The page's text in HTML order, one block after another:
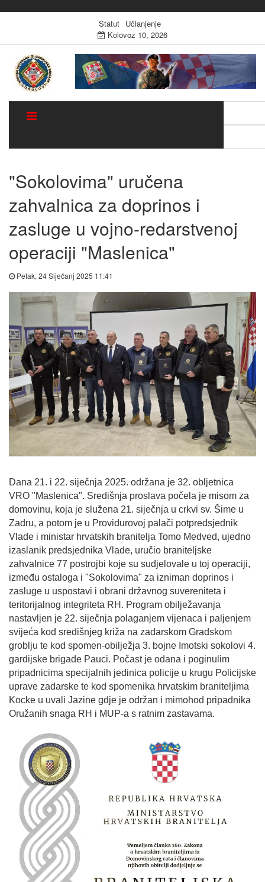
Statut
Učlanjenje
Kolovoz 10, 2026
"Sokolovima" uručena
zahvalnica za doprinos i
zasluge u vojno-redarstvenoj
operaciji "Maslenica"
Petak, 24 Siječanj 2025 11:41
Dana 21. i 22. siječnja 2025. održana je 32. obljetnica
VRO "Maslenica". Središnja proslava počela je misom za
domovinu, koja je služena 21. siječnja u crkvi sv. Šime u
Zadru, a potom je u Providurovoj palači potpredsjednik
Vlade i ministar hrvatskih branitelja Tomo Medved, ujedno
izaslanik predsjednika Vlade, uručio braniteljske
zahvalnice 77 postrojbi koje su sudjelovale u toj operaciji,
između ostaloga i "Sokolovima" za izniman doprinos i
zasluge u uspostavi i obrani državnog suvereniteta i
teritorijalnog integriteta RH. Program obilježavanja
nastavljen je 22. siječnja polaganjem vijenaca i paljenjem
svijeća kod središnjeg križa na zadarskom Gradskom
groblju te kod spomen-obilježja 3. bojne Imotski sokolovi 4.
gardijske brigade Pauci. Počast je odana i poginulim
pripadnicima specijalnih jedinica policije u krugu Policijske
uprave zadarske te kod spomenika hrvatskim braniteljima
Kocke u uvali Jazine gdje je održan i mimohod pripadnika
Oružanih snaga RH i MUP-a s ratnim zastavama.